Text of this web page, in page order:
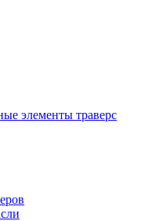
элементы траверс